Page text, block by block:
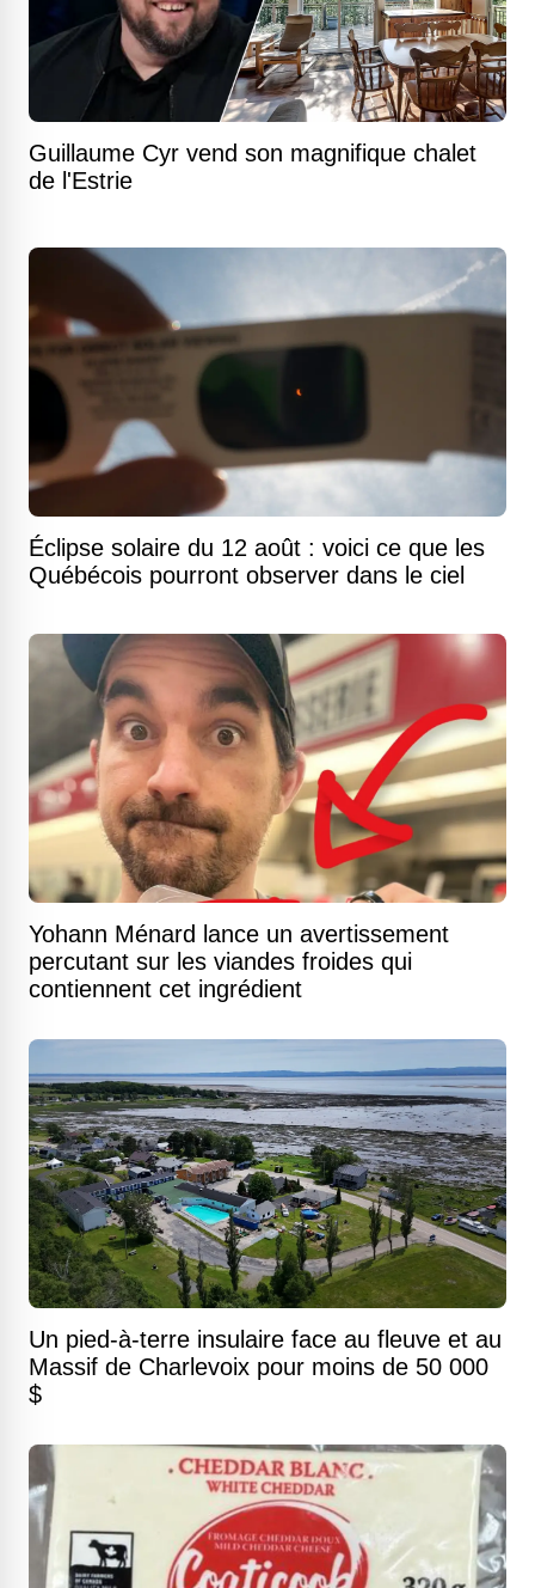
Guillaume Cyr vend son magnifique chalet
de l'Estrie
Éclipse solaire du 12 août : voici ce que les
Québécois pourront observer dans le ciel
Yohann Ménard lance un avertissement
percutant sur les viandes froides qui
contiennent cet ingrédient
Un pied-à-terre insulaire face au fleuve et au
Massif de Charlevoix pour moins de 50 000
$